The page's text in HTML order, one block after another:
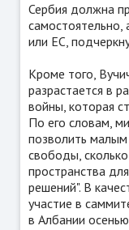
Сербия должна
самостоятельно,
или ЕС,
Кроме того,
разрастается в
войны, которая
По его словам,
позволить малым
свободы,
пространства
решений". В
участие в
в Албании